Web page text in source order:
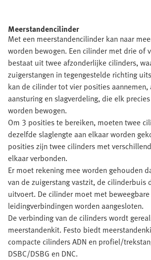
Meerstandencilinder
Met een meerstandencilinder kan naar
worden bewogen. Een cilinder met drie of
bestaat uit twee afzonderlijke cilinders,
zuigerstangen in tegengestelde richting
kan de cilinder tot vier posities
aansturing en slagverdeling, die elk
worden bewogen.
Om 3 posities te bereiken, moeten twee
dezelfde slaglengte aan elkaar worden
posities zijn twee cilinders met
elkaar verbonden.
Er moet rekening mee worden gehouden
van de zuigerstang vastzit, de cilinderbuis
uitvoert. De cilinder moet met beweegbare
leidingverbindingen worden aangesloten.
De verbinding van de cilinders wordt
meerstandenkit. Festo biedt
compacte cilinders ADN en profiel/
DSBC/DSBG en DNC.